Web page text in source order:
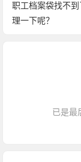
职工档案袋找不
理一下呢？
已是最